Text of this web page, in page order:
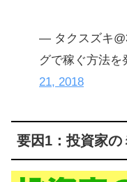
— タクスズキ
グで稼ぐ方法を
21, 2018
要因1：投資家の